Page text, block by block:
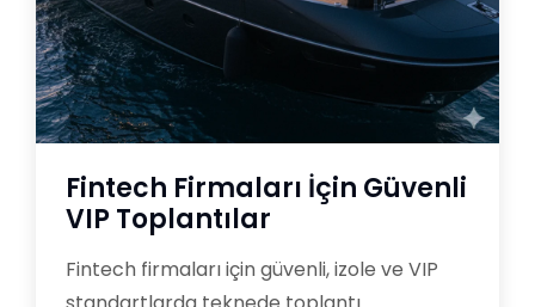
Fintech Firmaları İçin Güvenli
VIP Toplantılar
Fintech firmaları için güvenli, izole ve VIP